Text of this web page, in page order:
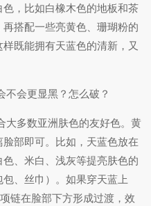
，比如白橡木色的地板和茶
搭配一些亮黄色、珊瑚粉的
既能拥有天蓝色的清新，又
不会更显黑？怎么破？
大多数亚洲肤色的友好色。黄
部即可。比如，天蓝色放在
、米白、浅灰等提亮肤色的
、丝巾）。如果穿天蓝上
链在脸部下方形成过渡，效